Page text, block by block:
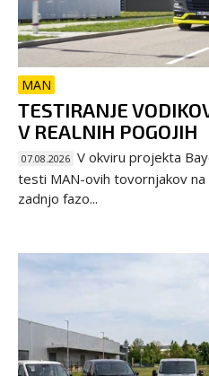
MAN
TESTIRANJE
V REALNIH POGOJIH
07.08.2026 V okviru projekta
testi MAN-ovih tovornjakov
zadnjo fazo...